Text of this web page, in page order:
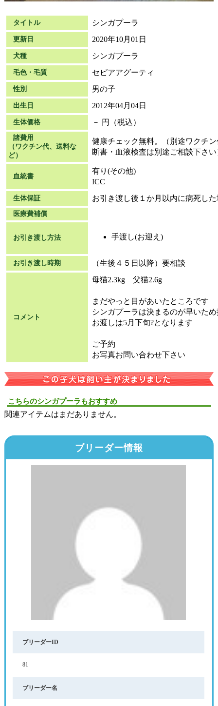
タイトル シンガプーラ
更新日 2020年10月01日
犬種 シンガプーラ
毛色・毛質 セピアアグーティ
性別 男の子
出生日 2012年04月04日
生体価格 － 円（税込）
諸費用
（ワクチン代、送料な
ど）
健康チェック無料。（別途ワクチ
断書・血液検査は別途ご相談下さい
血統書
有り(その他)
ICC
生体保証 お引き渡し後１か月以内に病死し
医療費補償
お引き渡し方法 手渡し(お迎え)
お引き渡し時期 （生後４５日以降）要相談
コメント
母猫2.3kg 父猫2.6g
まだやっと目があいたところです
シンガプーラは決まるのが早いた
お渡しは5月下旬?となります
ご予約
お写真お問い合わせ下さい
こちらのシンガプーラもおすすめ
関連アイテムはまだありません。
ブリーダー情報
ブリーダーID
81
ブリーダー名